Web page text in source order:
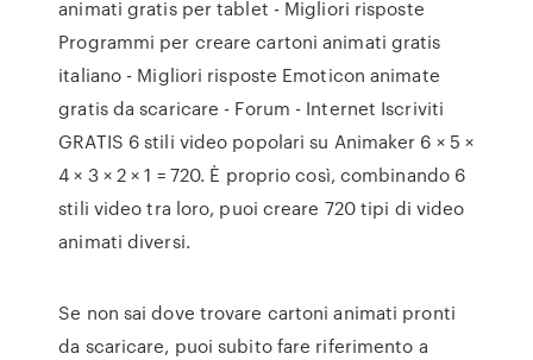
animati gratis per tablet - Migliori risposte
Programmi per creare cartoni animati gratis
italiano - Migliori risposte Emoticon animate
gratis da scaricare - Forum - Internet Iscriviti
GRATIS 6 stili video popolari su Animaker 6 × 5 ×
4 × 3 × 2 × 1 = 720. È proprio così, combinando 6
stili video tra loro, puoi creare 720 tipi di video
animati diversi.
Se non sai dove trovare cartoni animati pronti
da scaricare, puoi subito fare riferimento a